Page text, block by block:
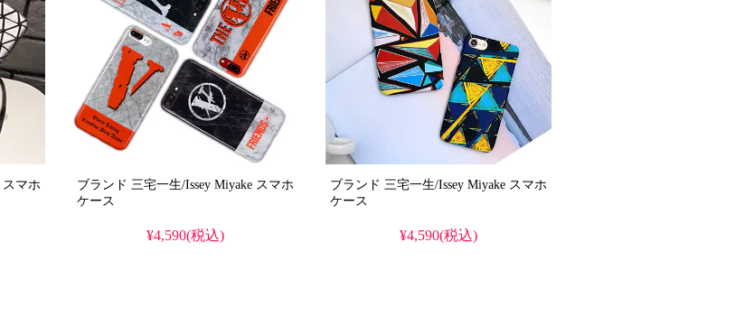
ブランド 三宅一生/Issey Miyake スマホ
ケース
¥4,590(税込)
ブランド 三宅一生/Issey Miyake スマホ
ケース
¥4,590(税込)